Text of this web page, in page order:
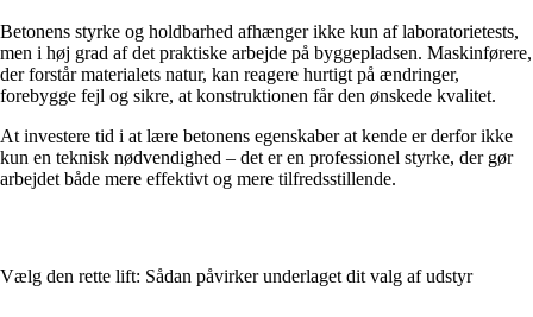
Betonens styrke og holdbarhed afhænger ikke kun af laboratorietests,
men i høj grad af det praktiske arbejde på byggepladsen. Maskinførere,
der forstår materialets natur, kan reagere hurtigt på ændringer,
forebygge fejl og sikre, at konstruktionen får den ønskede kvalitet.
At investere tid i at lære betonens egenskaber at kende er derfor ikke
kun en teknisk nødvendighed – det er en professionel styrke, der gør
arbejdet både mere effektivt og mere tilfredsstillende.
Vælg den rette lift: Sådan påvirker underlaget dit valg af udstyr